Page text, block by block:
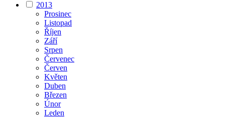
2013
Prosinec
Listopad
Říjen
Září
Srpen
Červenec
Červen
Květen
Duben
Březen
Únor
Leden